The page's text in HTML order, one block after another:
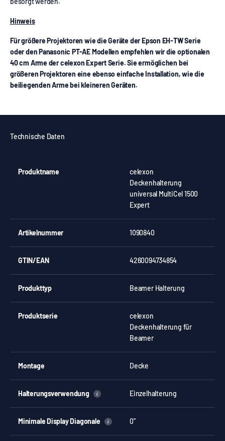
Hinweis
Für größere Projektoren wie die Geräte der Epson EH-TW Serie
oder den Panasonic PT-AE Modellen empfehlen wir die optionalen
40 cm Arme der celexon Expert Serie. Sie ermöglichen bei
größeren Projektoren eine ebenso einfache Installation, wie die
beiliegenden Arme bei kleineren Geräten.
Technische Daten
Produktname
celexon
Deckenhalterung
universal MultiCel 1500
Expert
Artikelnummer 1090840
GTIN/EAN 4260094734854
Produkttyp Beamer Halterung
Produktserie
celexon
Deckenhalterung für
Beamer
Montage Decke
Halterungsverwendung i Einzelhalterung
Minimale Display Diagonale i 0"